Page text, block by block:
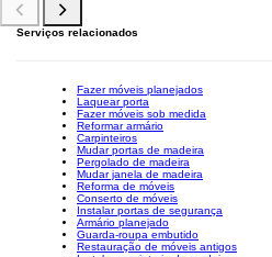
Serviços relacionados
Fazer móveis planejados
Laquear porta
Fazer móveis sob medida
Reformar armário
Carpinteiros
Mudar portas de madeira
Pergolado de madeira
Mudar janela de madeira
Reforma de móveis
Conserto de móveis
Instalar portas de segurança
Armário planejado
Guarda-roupa embutido
Restauração de móveis antigos